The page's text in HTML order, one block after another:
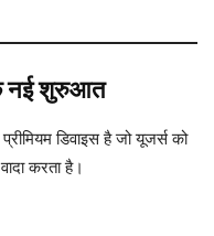
नई शुरुआत
डिवाइस है जो यूजर्स को
करता है।